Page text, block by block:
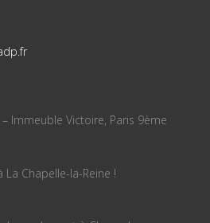
Immeuble Victoire, Paris 9ème
Chapelle-la-Reine !